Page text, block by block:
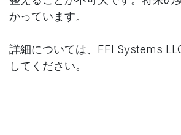
かっています。
詳細については、FFI Systems
してください。